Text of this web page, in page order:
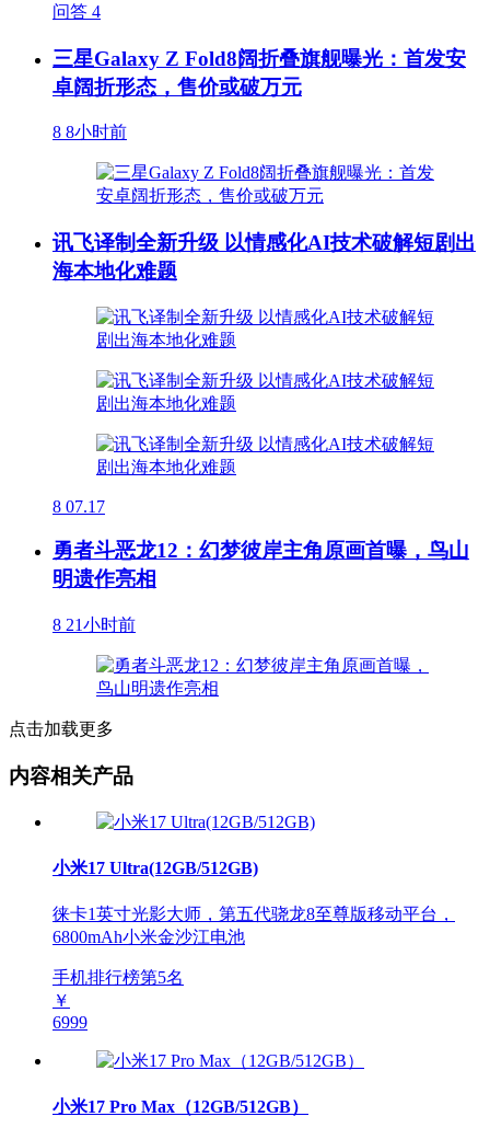
问答 4
三星Galaxy Z Fold8阔折叠旗舰曝光：首发安
卓阔折形态，售价或破万元
8 8小时前
讯飞译制全新升级 以情感化AI技术破解短剧出
海本地化难题
8 07.17
勇者斗恶龙12：幻梦彼岸主角原画首曝，鸟山
明遗作亮相
8 21小时前
点击加载更多
内容相关产品
小米17 Ultra(12GB/512GB)
徕卡1英寸光影大师，第五代骁龙8至尊版移动平台，
6800mAh小米金沙江电池
手机排行榜第5名
￥
6999
小米17 Pro Max（12GB/512GB）